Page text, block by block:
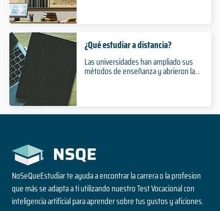
¿Qué estudiar a distancia?
Las universidades han ampliado sus
métodos de enseñanza y abrieron la...
NoSeQueEstudiar te ayuda a encontrar la carrera o la profesion
que más se adapta a ti utilizando nuestro Test Vocacional con
inteligencia artificial para aprender sobre tus gustos y aficiones.